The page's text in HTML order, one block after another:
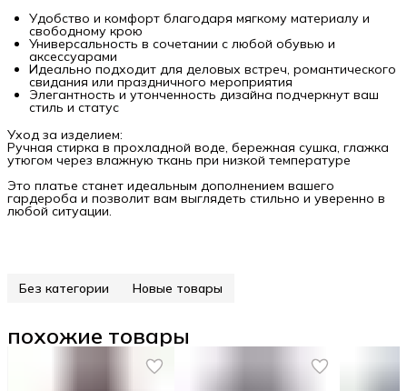
Удобство и комфорт благодаря мягкому материалу и
свободному крою
Универсальность в сочетании с любой обувью и
аксессуарами
Идеально подходит для деловых встреч, романтического
свидания или праздничного мероприятия
Элегантность и утонченность дизайна подчеркнут ваш
стиль и статус
Уход за изделием:
Ручная стирка в прохладной воде, бережная сушка, глажка
утюгом через влажную ткань при низкой температуре
Это платье станет идеальным дополнением вашего
гардероба и позволит вам выглядеть стильно и уверенно в
любой ситуации.
Без категории Новые товары
похожие товары